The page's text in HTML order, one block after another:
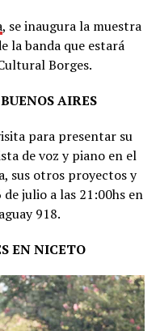
, se inaugura la muestra
la banda que estará
Borges.
AIRES
para presentar su
de voz y piano en el
sus otros proyectos y
de julio a las 21:00hs en
918.
EN NICETO